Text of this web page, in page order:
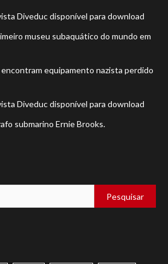
Diveduc disponível para download
museu subaquático do mundo em
equipamento nazista perdido
Diveduc disponível para download
submarino Ernie Brooks.